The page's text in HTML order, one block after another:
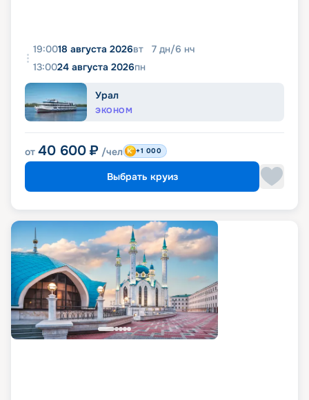
19:0018 августа 2026вт 7 дн/6 нч
13:0024 августа 2026пн
Урал
ЭКОНОМ
от 40 600 ₽ /чел +1 000
Выбрать круиз